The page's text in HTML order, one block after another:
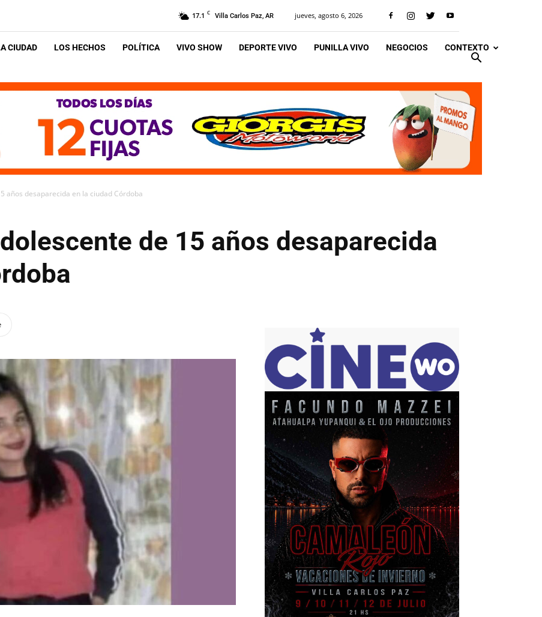
17.1 C Villa Carlos Paz, AR jueves, agosto 6, 2026
CIUDAD LOS HECHOS POLÍTICA VIVO SHOW DEPORTE VIVO PUNILLA VIVO NEGOCIOS CONTEXTO
años desaparecida en la ciudad Córdoba
de 15 años desaparecida